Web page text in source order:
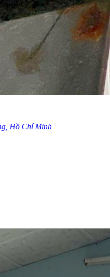
Hồ Chí Minh